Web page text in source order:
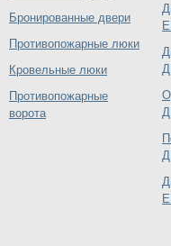
Бронированные двери
Противопожарные люки
Кровельные люки
Противопожарные
ворота